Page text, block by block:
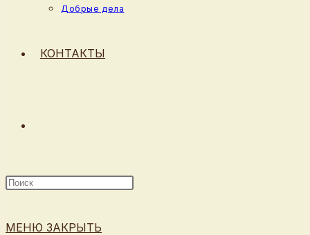
Добрые дела
КОНТАКТЫ
МЕНЮ ЗАКРЫТЬ